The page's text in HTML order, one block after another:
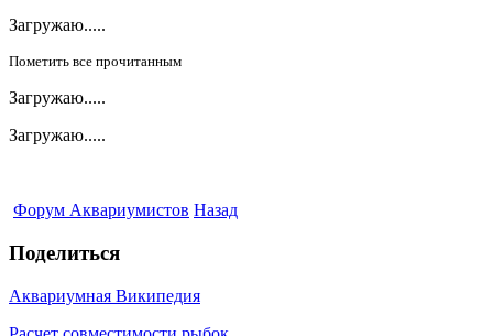
Загружаю.....
Пометить все прочитанным
Загружаю.....
Загружаю.....
Форум Аквариумистов Назад
Поделиться
Аквариумная Википедия